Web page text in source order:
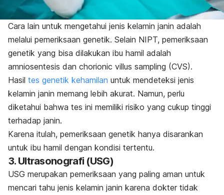
Cara lain untuk mengetahui jenis kelamin janin adalah
melalui pemeriksaan genetik. Selain NIPT, pemeriksaan
genetik yang bisa dilakukan ibu hamil adalah
amniosentesis dan chorionic villus sampling (CVS).
Hasil tes genetik kehamilan untuk mendeteksi jenis
kelamin janin memang lebih akurat. Namun, perlu
diketahui bahwa tes ini memiliki risiko yang cukup tinggi
terhadap janin.
Karena itulah, pemeriksaan genetik hanya disarankan
untuk ibu hamil dengan kondisi tertentu.
3. Ultrasonografi (USG)
USG merupakan pemeriksaan yang paling aman untuk
mencari tahu jenis kelamin janin karena dokter tidak